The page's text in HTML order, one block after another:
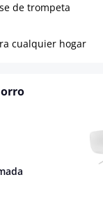
de trompeta
cualquier hogar